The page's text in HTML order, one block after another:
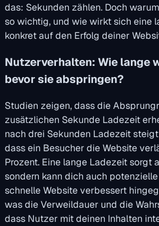
das: Sekunden zählen. Doch
so wichtig, und wie wirkt sich eine
konkret auf den Erfolg deiner
Nutzerverhalten: Wie lange
bevor sie abspringen?
Studien zeigen, dass die
zusätzlichen Sekunde Ladezeit
nach drei Sekunden Ladezeit
dass ein Besucher die Website
Prozent. Eine lange Ladezeit sorgt
sondern kann dich auch
schnelle Website verbessert
was die Verweildauer und die
dass Nutzer mit deinen Inhalten